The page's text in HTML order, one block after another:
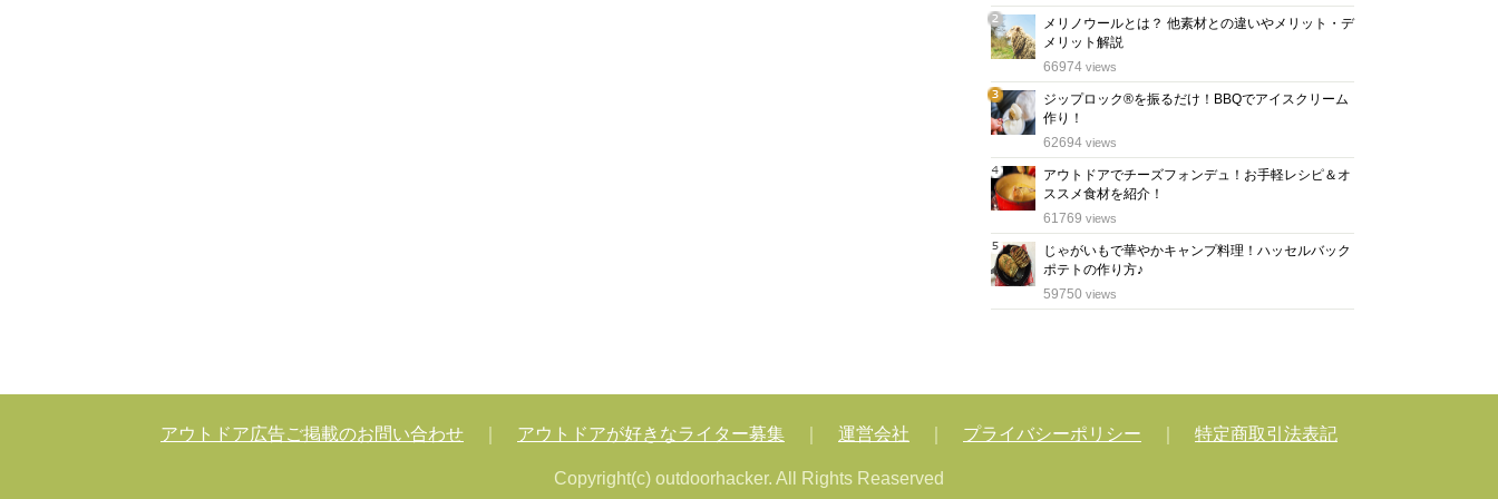
2
位
メリノウールとは？ 他素材との違いやメリット・デ
メリット解説
66974 views
3
位
ジップロック®を振るだけ！BBQでアイスクリーム
作り！
62694 views
4
位
アウトドアでチーズフォンデュ！お手軽レシピ＆オ
ススメ食材を紹介！
61769 views
5
位
じゃがいもで華やかキャンプ料理！ハッセルバック
ポテトの作り方♪
59750 views
アウトドア広告ご掲載のお問い合わせ アウトドアが好きなライター募集 運営会社 プライバシーポリシー 特定商取引法表記
Copyright(c) outdoorhacker. All Rights Reaserved